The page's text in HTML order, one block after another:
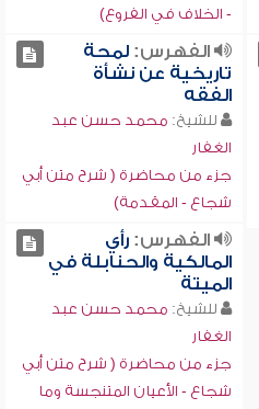
- الخلاف في الفروع)
الفهرس:لمحة
تاريخية عن نشأة
الفقه
للشيخ: محمد حسن عبد
الغفار
جزء من محاضرة ( شرح متن أبي
شجاع - المقدمة)
الفهرس:رأي
المالكية والحنابلة في
الميتة
للشيخ: محمد حسن عبد
الغفار
جزء من محاضرة ( شرح متن أبي
شجاع - الأعيان المتنجسة وما